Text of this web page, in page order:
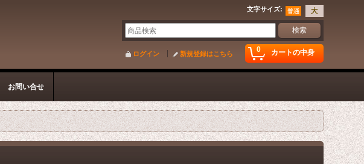
文字サイズ:
0 カートの中身
ログイン 新規登録はこちら
お問い合せ